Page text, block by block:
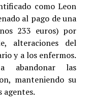
como Leon
al pago de una
233 euros) por
alteraciones del
y a los enfermos.
abandonar las
manteniendo su
agentes.